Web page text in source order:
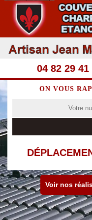
04 82 29 41
ON VOUS
Voir nos